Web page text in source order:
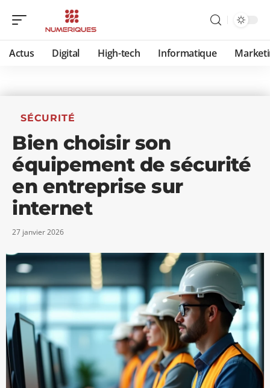
Actus Digital High-tech Informatique
SÉCURITÉ
Bien choisir son
équipement de sécurité
en entreprise sur
internet
27 janvier 2026